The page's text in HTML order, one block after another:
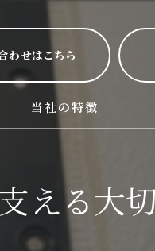
わせはこちら
サービス詳細
当社の特徴
名古屋市のハウスクリー
三河のハウスクリーニング
える大